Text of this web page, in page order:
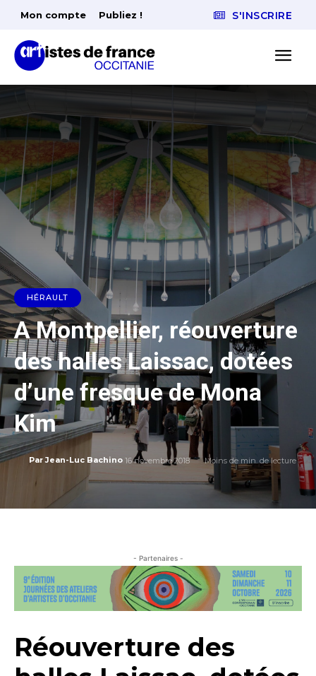
Mon compte Publiez ! S'INSCRIRE
HÉRAULT
A Montpellier, réouverture
des halles Laissac, dotées
d’une fresque de Mona
Kim
Par Jean-Luc Bachino 16 novembre 2018 Moins de min. de lecture
- Partenaires -
Réouverture des